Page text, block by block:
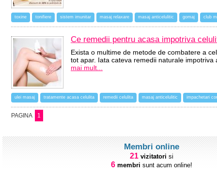
toxine tonifiere sistem imunitar masaj relaxare masaj anticelulitic gomaj club
Ce remedii pentru acasa impotriva
Exista o multime de metode de combatere a
tot apar. Iata cateva remedii naturale
mai mult...
ulei masaj tratamente acasa celulita remedii celulita masaj anticelulitic impachetari
PAGINA 1
Membri online
21 vizitatori si
6 membri sunt acum online!